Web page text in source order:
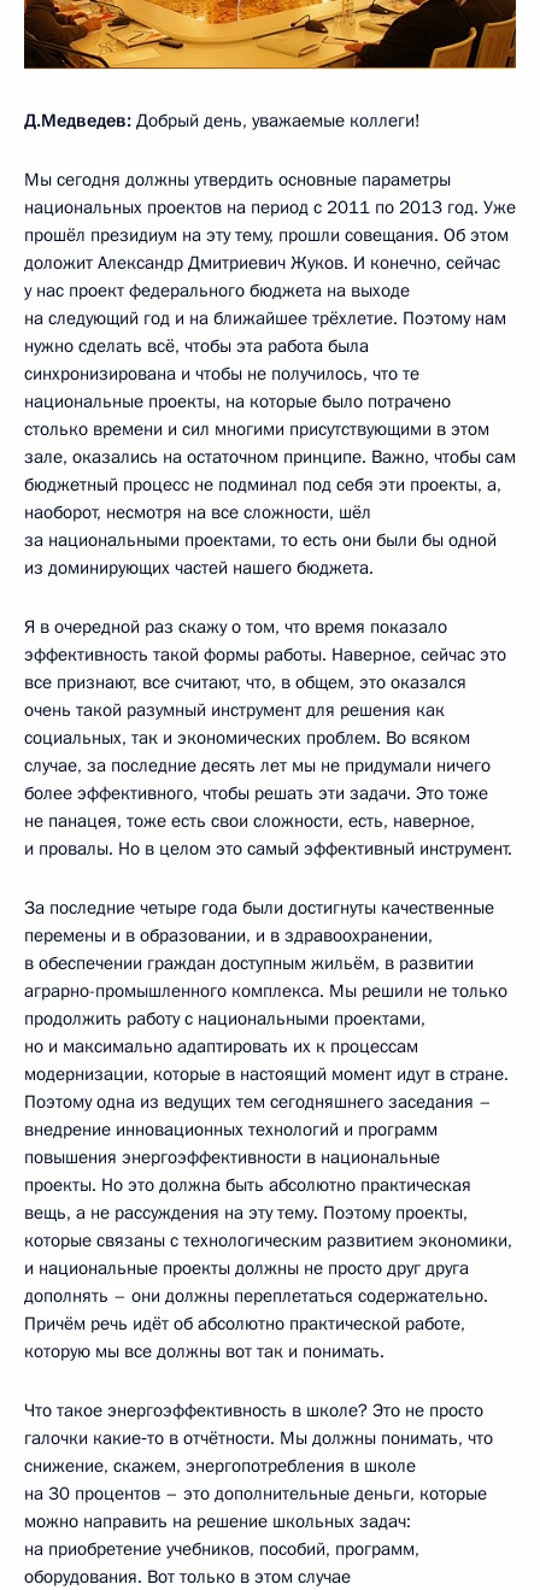
Д.Медведев: Добрый день, уважаемые коллеги!
Мы сегодня должны утвердить основные параметры
национальных проектов на период с 2011 по 2013 год. Уже
прошёл президиум на эту тему, прошли совещания. Об этом
доложит Александр Дмитриевич Жуков. И конечно, сейчас
у нас проект федерального бюджета на выходе
на следующий год и на ближайшее трёхлетие. Поэтому нам
нужно сделать всё, чтобы эта работа была
синхронизирована и чтобы не получилось, что те
национальные проекты, на которые было потрачено
столько времени и сил многими присутствующими в этом
зале, оказались на остаточном принципе. Важно, чтобы сам
бюджетный процесс не подминал под себя эти проекты, а,
наоборот, несмотря на все сложности, шёл
за национальными проектами, то есть они были бы одной
из доминирующих частей нашего бюджета.
Я в очередной раз скажу о том, что время показало
эффективность такой формы работы. Наверное, сейчас это
все признают, все считают, что, в общем, это оказался
очень такой разумный инструмент для решения как
социальных, так и экономических проблем. Во всяком
случае, за последние десять лет мы не придумали ничего
более эффективного, чтобы решать эти задачи. Это тоже
не панацея, тоже есть свои сложности, есть, наверное,
и провалы. Но в целом это самый эффективный инструмент.
За последние четыре года были достигнуты качественные
перемены и в образовании, и в здравоохранении,
в обеспечении граждан доступным жильём, в развитии
аграрно-промышленного комплекса. Мы решили не только
продолжить работу с национальными проектами,
но и максимально адаптировать их к процессам
модернизации, которые в настоящий момент идут в стране.
Поэтому одна из ведущих тем сегодняшнего заседания –
внедрение инновационных технологий и программ
повышения энергоэффективности в национальные
проекты. Но это должна быть абсолютно практическая
вещь, а не рассуждения на эту тему. Поэтому проекты,
которые связаны с технологическим развитием экономики,
и национальные проекты должны не просто друг друга
дополнять – они должны переплетаться содержательно.
Причём речь идёт об абсолютно практической работе,
которую мы все должны вот так и понимать.
Что такое энергоэффективность в школе? Это не просто
галочки какие‑то в отчётности. Мы должны понимать, что
снижение, скажем, энергопотребления в школе
на 30 процентов – это дополнительные деньги, которые
можно направить на решение школьных задач:
на приобретение учебников, пособий, программ,
оборудования. Вот только в этом случае